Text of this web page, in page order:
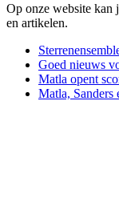
Op onze website kan
en artikelen.
Goed nieuws
Matla opent
Matla, Sanders